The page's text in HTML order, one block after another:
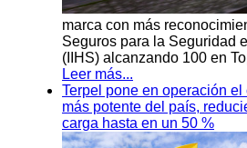
marca con más
Seguros para la Seguridad
(IIHS) alcanzando 100 en
Leer más...
Terpel pone en operación
más potente del país,
carga hasta en un 50 %